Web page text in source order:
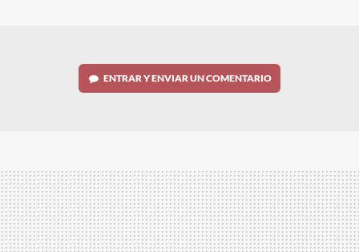
ENTRAR Y ENVIAR UN COMENTARIO